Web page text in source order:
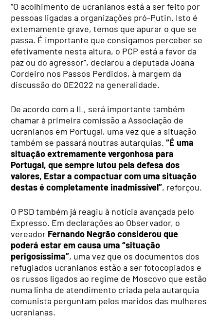
“O acolhimento de ucranianos está a ser feito por
pessoas ligadas a organizações pró-Putin. Isto é
extemamente grave, temos que apurar o que se
passa. É importante que consigamos perceber se
efetivamente nesta altura, o PCP está a favor da
paz ou do agressor”, declarou a deputada Joana
Cordeiro nos Passos Perdidos, à margem da
discussão do OE2022 na generalidade.
De acordo com a IL, será importante também
chamar à primeira comissão a Associação de
ucranianos em Portugal, uma vez que a situação
também se passará noutras autarquias.“É uma
situação extremamente vergonhosa para
Portugal, que sempre lutou pela defesa dos
valores, Estar a compactuar com uma situação
destas é completamente inadmissível”, reforçou.
O PSD também já reagiu à notícia avançada pelo
Expresso. Em declarações ao Observador, o
vereador Fernando Negrão considerou que
poderá estar em causa uma “situação
perigosíssima”, uma vez que os documentos dos
refugiados ucranianos estão a ser fotocopiados e
os russos ligados ao regime de Moscovo que estão
numa linha de atendimento criada pela autarquia
comunista perguntam pelos maridos das mulheres
ucranianas.